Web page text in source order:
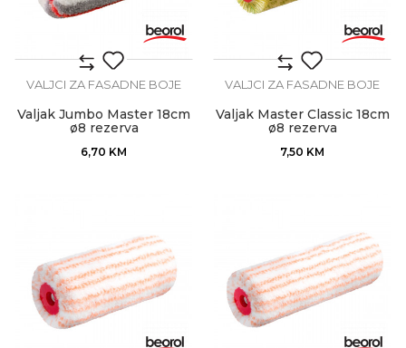
VALJCI ZA FASADNE BOJE
Valjak Jumbo Master 18cm
ø8 rezerva
6,70 KM
VALJCI ZA FASADNE BOJE
Valjak Master Classic 18cm
ø8 rezerva
7,50 KM